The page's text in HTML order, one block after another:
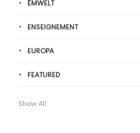
ËMWELT
ENSEIGNEMENT
EUROPA
FEATURED
Show All